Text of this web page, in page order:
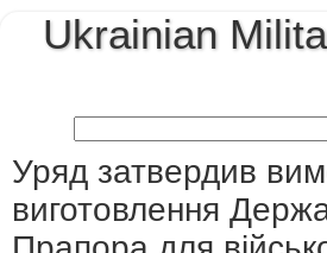
Ukrainian
Уряд затвердив
виготовлення